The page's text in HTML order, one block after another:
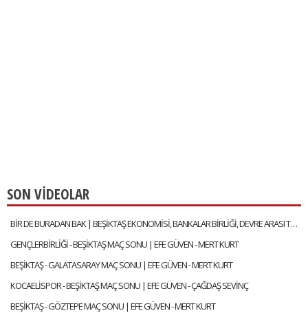
SON VİDEOLAR
BİR DE BURADAN BAK | BEŞİKTAŞ EKONOMİSİ, BANKALAR BİRLİĞİ, DEVRE ARASI TRANSFERLERİ | GÖKHAN TİRYAKİ
GENÇLERBİRLİĞİ - BEŞİKTAŞ MAÇ SONU | EFE GÜVEN - MERT KURT
BEŞİKTAŞ - GALATASARAY MAÇ SONU | EFE GÜVEN - MERT KURT
KOCAELİSPOR - BEŞİKTAŞ MAÇ SONU | EFE GÜVEN - ÇAĞDAŞ SEVİNÇ
BEŞİKTAŞ - GÖZTEPE MAÇ SONU | EFE GÜVEN - MERT KURT